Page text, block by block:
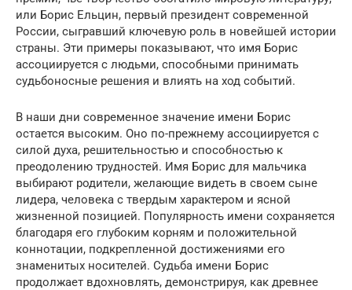
или Борис Ельцин, первый президент современной
России, сыгравший ключевую роль в новейшей истории
страны. Эти примеры показывают, что имя Борис
ассоциируется с людьми, способными принимать
судьбоносные решения и влиять на ход событий.
В наши дни современное значение имени Борис
остается высоким. Оно по-прежнему ассоциируется с
силой духа, решительностью и способностью к
преодолению трудностей. Имя Борис для мальчика
выбирают родители, желающие видеть в своем сыне
лидера, человека с твердым характером и ясной
жизненной позицией. Популярность имени сохраняется
благодаря его глубоким корням и положительной
коннотации, подкрепленной достижениями его
знаменитых носителей. Судьба имени Борис
продолжает вдохновлять, демонстрируя, как древнее